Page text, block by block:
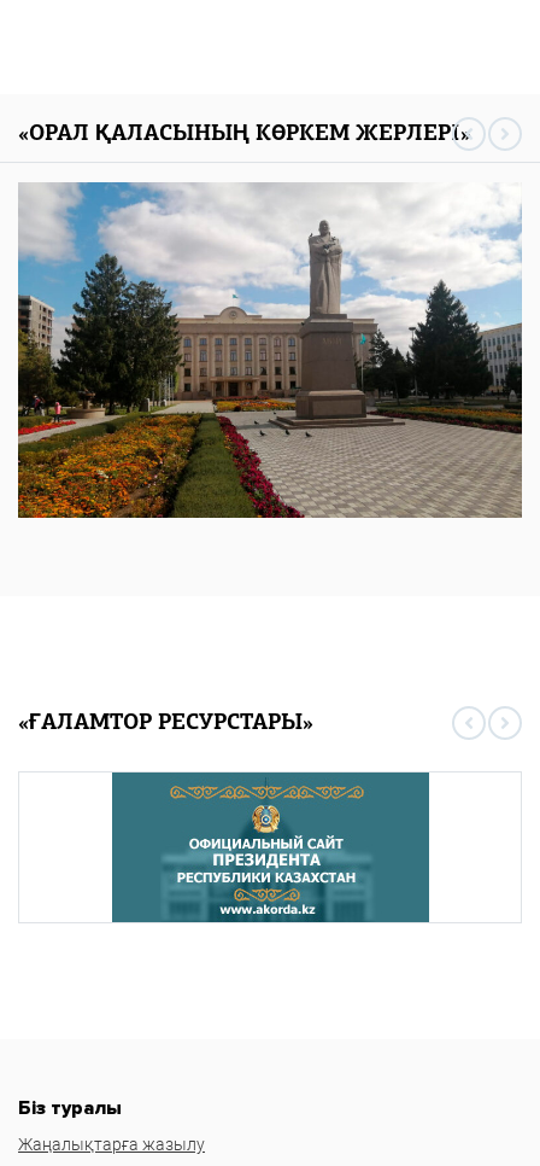
«ОРАЛ ҚАЛАСЫНЫҢ КӨРКЕМ ЖЕРЛЕРІ»
«ҒАЛАМТОР РЕСУРСТАРЫ»
Біз туралы
Жаңалықтарға жазылу